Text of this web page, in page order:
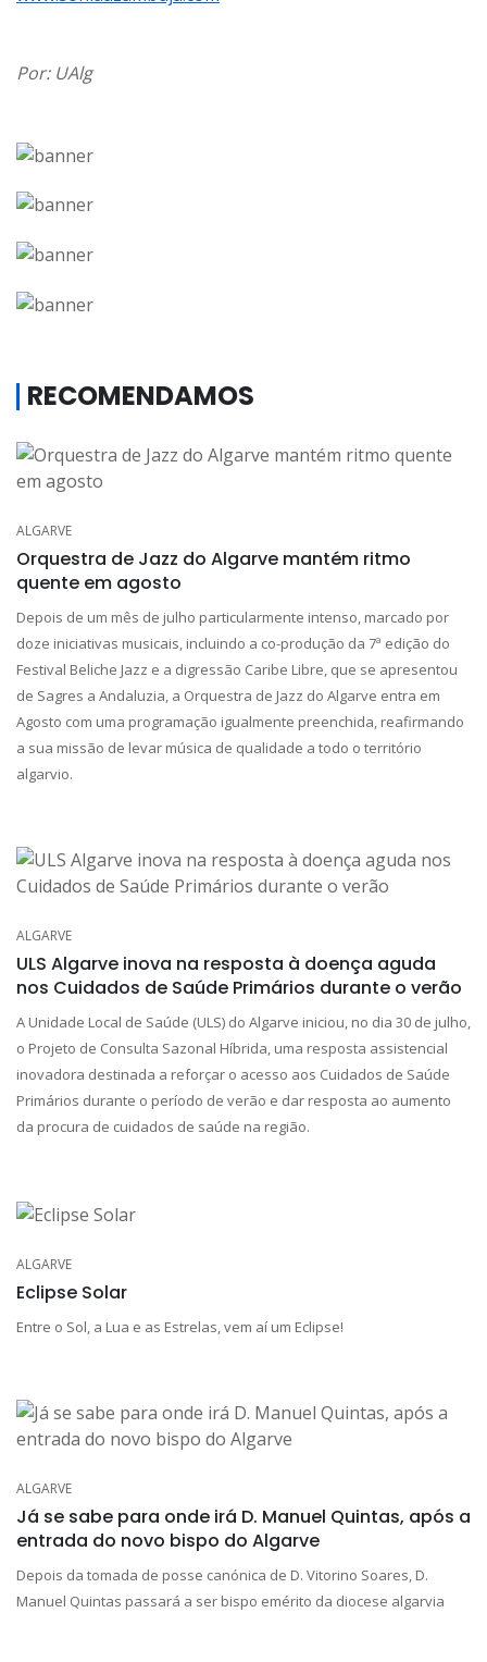
Por: UAlg
RECOMENDAMOS
ALGARVE
Orquestra de Jazz do Algarve mantém ritmo
quente em agosto
Depois de um mês de julho particularmente intenso, marcado por
doze iniciativas musicais, incluindo a co-produção da 7ª edição do
Festival Beliche Jazz e a digressão Caribe Libre, que se apresentou
de Sagres a Andaluzia, a Orquestra de Jazz do Algarve entra em
Agosto com uma programação igualmente preenchida, reafirmando
a sua missão de levar música de qualidade a todo o território
algarvio.
ALGARVE
ULS Algarve inova na resposta à doença aguda
nos Cuidados de Saúde Primários durante o verão
A Unidade Local de Saúde (ULS) do Algarve iniciou, no dia 30 de julho,
o Projeto de Consulta Sazonal Híbrida, uma resposta assistencial
inovadora destinada a reforçar o acesso aos Cuidados de Saúde
Primários durante o período de verão e dar resposta ao aumento
da procura de cuidados de saúde na região.
ALGARVE
Eclipse Solar
Entre o Sol, a Lua e as Estrelas, vem aí um Eclipse!
ALGARVE
Já se sabe para onde irá D. Manuel Quintas, após a
entrada do novo bispo do Algarve
Depois da tomada de posse canónica de D. Vitorino Soares, D.
Manuel Quintas passará a ser bispo emérito da diocese algarvia